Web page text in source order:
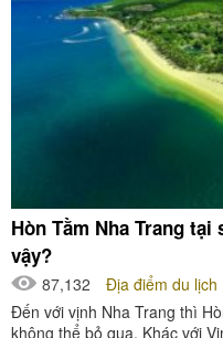
Hòn Tằm Nha Trang
vậy?
87,132
Địa điểm du lịch
Đến với vịnh Nha Trang thì
không thể bỏ qua. Khác với